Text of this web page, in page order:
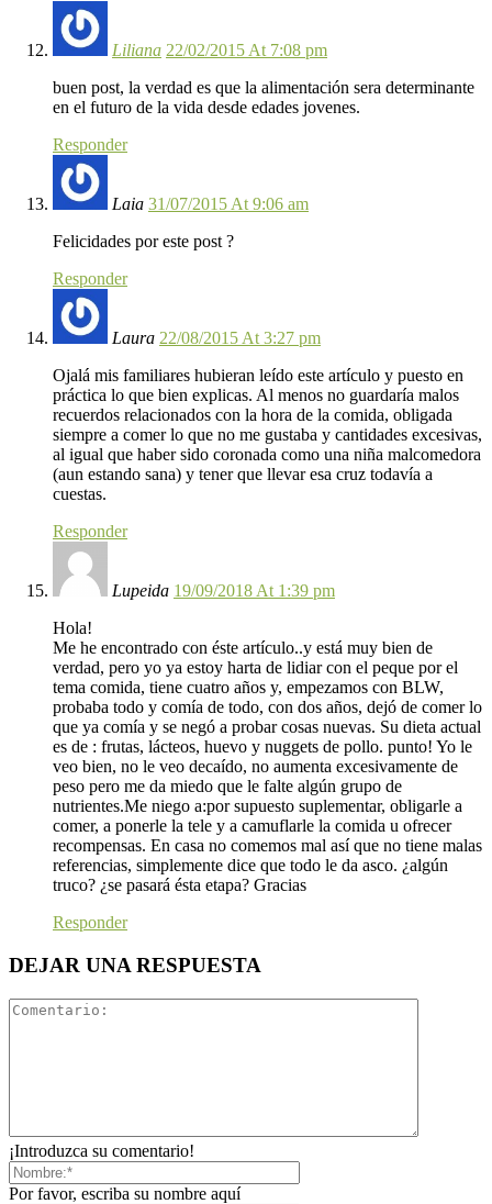
Liliana 22/02/2015 At 7:08 pm
buen post, la verdad es que la alimentación sera determinante
en el futuro de la vida desde edades jovenes.
Responder
Laia 31/07/2015 At 9:06 am
Felicidades por este post ?
Responder
Laura 22/08/2015 At 3:27 pm
Ojalá mis familiares hubieran leído este artículo y puesto en
práctica lo que bien explicas. Al menos no guardaría malos
recuerdos relacionados con la hora de la comida, obligada
siempre a comer lo que no me gustaba y cantidades excesivas,
al igual que haber sido coronada como una niña malcomedora
(aun estando sana) y tener que llevar esa cruz todavía a
cuestas.
Responder
Lupeida 19/09/2018 At 1:39 pm
Hola!
Me he encontrado con éste artículo..y está muy bien de
verdad, pero yo ya estoy harta de lidiar con el peque por el
tema comida, tiene cuatro años y, empezamos con BLW,
probaba todo y comía de todo, con dos años, dejó de comer lo
que ya comía y se negó a probar cosas nuevas. Su dieta actual
es de : frutas, lácteos, huevo y nuggets de pollo. punto! Yo le
veo bien, no le veo decaído, no aumenta excesivamente de
peso pero me da miedo que le falte algún grupo de
nutrientes.Me niego a:por supuesto suplementar, obligarle a
comer, a ponerle la tele y a camuflarle la comida u ofrecer
recompensas. En casa no comemos mal así que no tiene malas
referencias, simplemente dice que todo le da asco. ¿algún
truco? ¿se pasará ésta etapa? Gracias
Responder
DEJAR UNA RESPUESTA
¡Introduzca su comentario!
Por favor, escriba su nombre aquí